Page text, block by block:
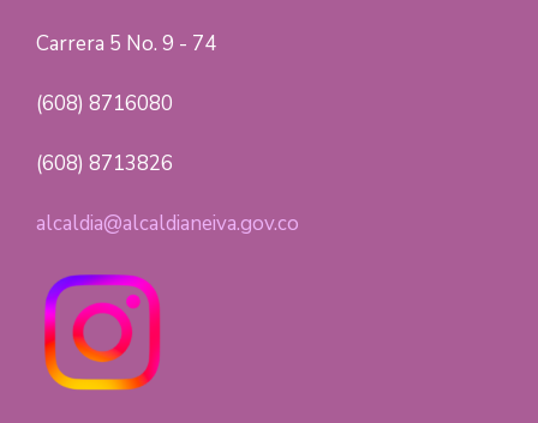
Carrera 5 No. 9 - 74
(608) 8716080
(608) 8713826
alcaldia@alcaldianeiva.gov.co